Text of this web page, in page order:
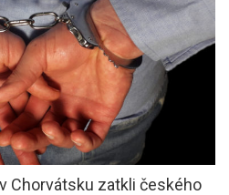
Chorvátsku zatkli českého